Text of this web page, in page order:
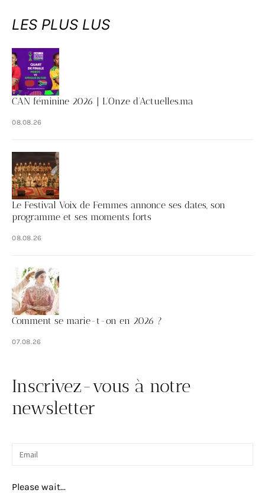
LES PLUS LUS
CAN féminine 2026 | L’Onze d’Actuelles.ma
08.08.26
Le Festival Voix de Femmes annonce ses dates, son
programme et ses moments forts
08.08.26
Comment se marie-t-on en 2026 ?
07.08.26
Inscrivez-vous à notre
newsletter
Please wait...